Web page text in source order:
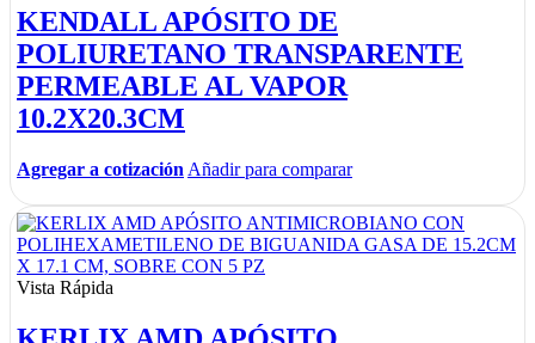
KENDALL APÓSITO DE
POLIURETANO TRANSPARENTE
PERMEABLE AL VAPOR
10.2X20.3CM
Agregar a cotización Añadir para comparar
Vista Rápida